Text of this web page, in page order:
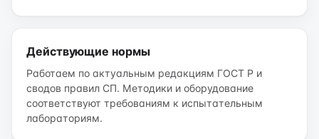
Действующие нормы
Работаем по актуальным редакциям ГОСТ Р и
сводов правил СП. Методики и оборудование
соответствуют требованиям к испытательным
лабораториям.